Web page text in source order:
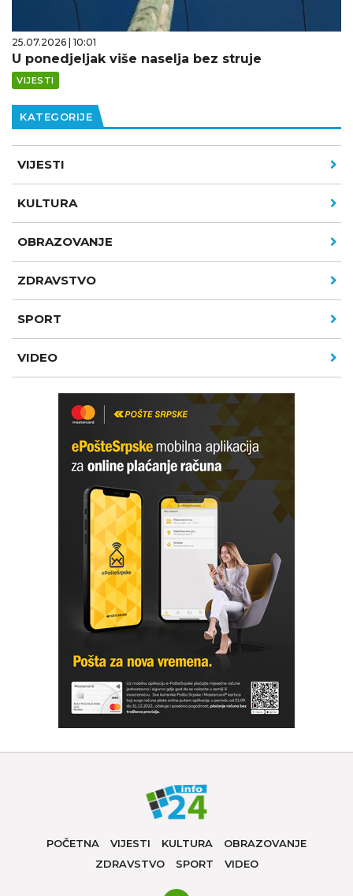
25.07.2026 | 10:01
U ponedjeljak više naselja bez struje
VIJESTI
KATEGORIJE
VIJESTI
KULTURA
OBRAZOVANJE
ZDRAVSTVO
SPORT
VIDEO
POČETNA VIJESTI KULTURA
OBRAZOVANJE
ZDRAVSTVO
SPORT VIDEO